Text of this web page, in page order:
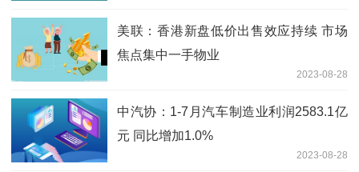
美联：香港新盘低价出售效应持续 市场
焦点集中一手物业
2023-08-28
中汽协：1-7月汽车制造业利润2583.1亿
元 同比增加1.0%
2023-08-28